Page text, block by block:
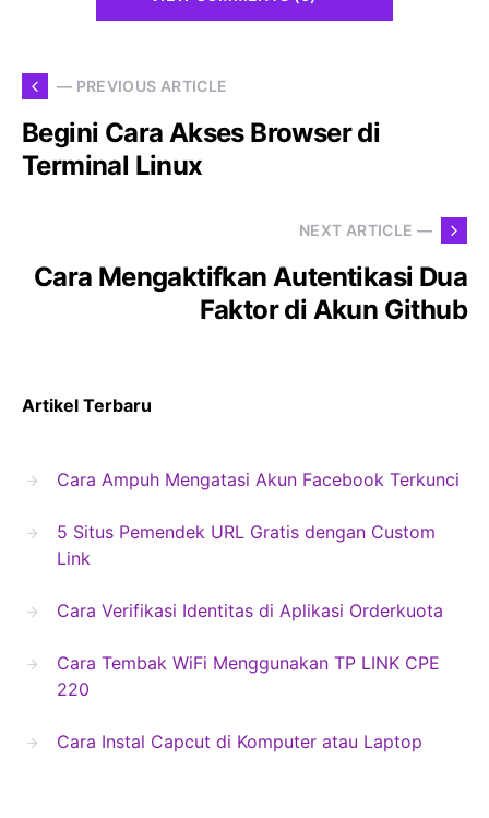
— PREVIOUS ARTICLE
Begini Cara Akses Browser di
Terminal Linux
NEXT ARTICLE —
Cara Mengaktifkan Autentikasi Dua
Faktor di Akun Github
Artikel Terbaru
Cara Ampuh Mengatasi Akun Facebook Terkunci
5 Situs Pemendek URL Gratis dengan Custom
Link
Cara Verifikasi Identitas di Aplikasi Orderkuota
Cara Tembak WiFi Menggunakan TP LINK CPE
220
Cara Instal Capcut di Komputer atau Laptop